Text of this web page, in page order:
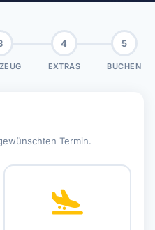
4
EXTRAS
5
BUCHEN
Termin.